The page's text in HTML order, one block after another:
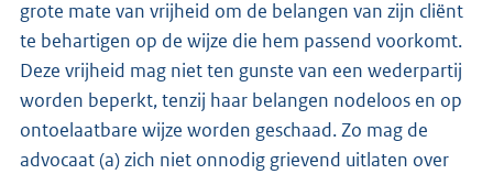
grote mate van vrijheid om de belangen van zijn cliënt
te behartigen op de wijze die hem passend voorkomt.
Deze vrijheid mag niet ten gunste van een wederpartij
worden beperkt, tenzij haar belangen nodeloos en op
ontoelaatbare wijze worden geschaad. Zo mag de
advocaat (a) zich niet onnodig grievend uitlaten over